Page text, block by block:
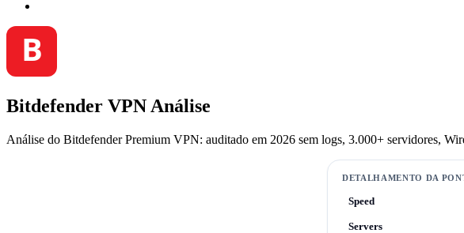
Bitdefender VPN Análise
Análise do Bitdefender Premium VPN: auditado em 2026 sem logs, 3.000+ servidores,
DETALHAMENTO DA
Speed
Servers